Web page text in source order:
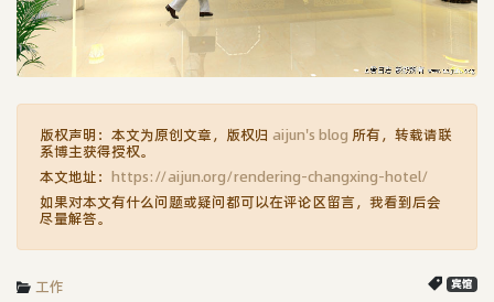
版权声明：本文为原创文章，版权归 aijun's blog 所有，转载请联
系博主获得授权。
本文地址： https://aijun.org/rendering-changxing-hotel/
如果对本文有什么问题或疑问都可以在评论区留言，我看到后会
尽量解答。
工作 宾馆